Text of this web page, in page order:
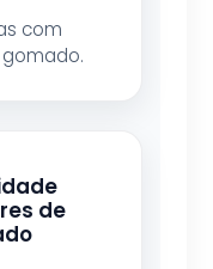
com
de